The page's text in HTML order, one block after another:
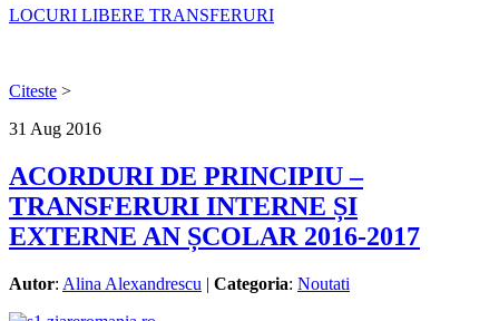
LOCURI LIBERE TRANSFERURI
Citeste >
31 Aug 2016
ACORDURI DE PRINCIPIU –
TRANSFERURI INTERNE ȘI
EXTERNE AN ȘCOLAR 2016-2017
Autor: Alina Alexandrescu | Categoria: Noutati